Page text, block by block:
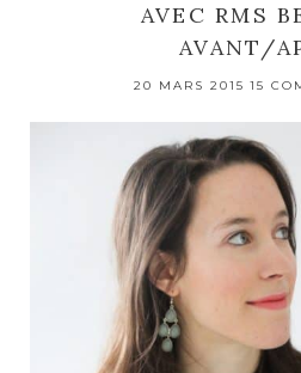
AVEC RMS
AVANT/
20 MARS 2015 15